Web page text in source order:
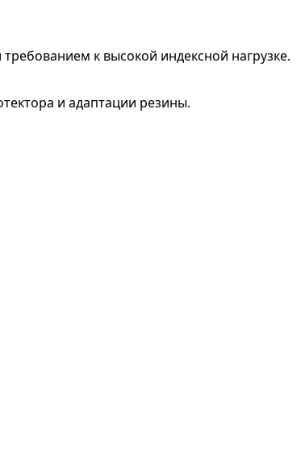
к высокой индексной нагрузке.
и адаптации резины.